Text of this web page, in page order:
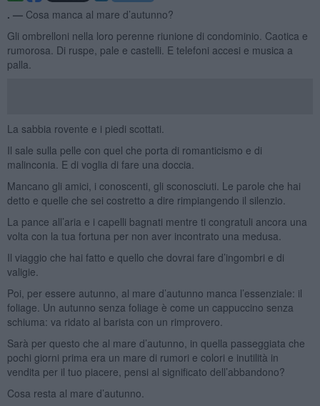
. — Cosa manca al mare d’autunno?
Gli ombrelloni nella loro perenne riunione di condominio. Caotica e
rumorosa. Di ruspe, pale e castelli. E telefoni accesi e musica a
palla.
La sabbia rovente e i piedi scottati.
Il sale sulla pelle con quel che porta di romanticismo e di
malinconia. E di voglia di fare una doccia.
Mancano gli amici, i conoscenti, gli sconosciuti. Le parole che hai
detto e quelle che sei costretto a dire rimpiangendo il silenzio.
La pance all’aria e i capelli bagnati mentre ti congratuli ancora una
volta con la tua fortuna per non aver incontrato una medusa.
Il viaggio che hai fatto e quello che dovrai fare d’ingombri e di
valigie.
Poi, per essere autunno, al mare d’autunno manca l’essenziale: il
foliage. Un autunno senza foliage è come un cappuccino senza
schiuma: va ridato al barista con un rimprovero.
Sarà per questo che al mare d’autunno, in quella passeggiata che
pochi giorni prima era un mare di rumori e colori e inutilità in
vendita per il tuo piacere, pensi al significato dell’abbandono?
Cosa resta al mare d’autunno.